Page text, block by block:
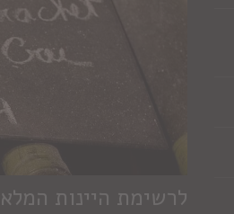
לרשימת היינות